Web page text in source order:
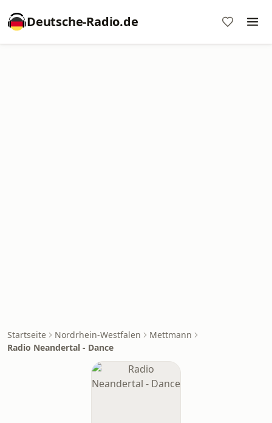
Deutsche-Radio.de
Startseite Nordrhein-Westfalen
Mettmann
Radio Neandertal - Dance